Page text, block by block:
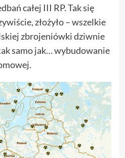
całej III RP. Tak się
złożyło – wszelkie
zbrojeniówki dziwnie
samo jak… wybudowanie